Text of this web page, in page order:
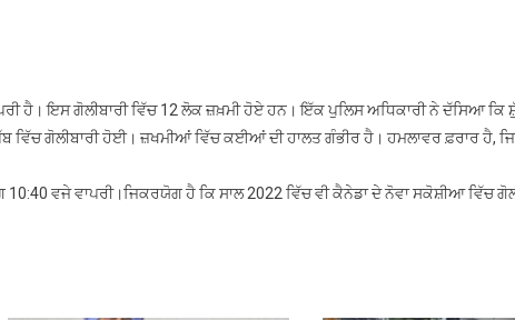
ਗੋਲੀਬਾਰੀ
ਲੋਕ
ਹੈ। ਇਸ ਗੋਲੀਬਾਰੀ ਵਿੱਚ 12 ਲੋਕ ਜ਼ਖ਼ਮੀ ਹੋਏ ਹਨ। ਇੱਕ ਪੁਲਿਸ ਅਧਿਕਾਰੀ ਨੇ ਦੱਸਿਆ ਕਿ
ਵਿੱਚ ਗੋਲੀਬਾਰੀ ਹੋਈ। ਜ਼ਖਮੀਆਂ ਵਿੱਚ ਕਈਆਂ ਦੀ ਹਾਲਤ ਗੰਭੀਰ ਹੈ। ਹਮਲਾਵਰ ਫ਼ਰਾਰ ਹੈ,
ਵਜੇ ਵਾਪਰੀ।ਜਿਕਰਯੋਗ ਹੈ ਕਿ ਸਾਲ 2022 ਵਿੱਚ ਵੀ ਕੈਨੇਡਾ ਦੇ ਨੋਵਾ ਸਕੋਸ਼ੀਆ ਵਿੱਚ